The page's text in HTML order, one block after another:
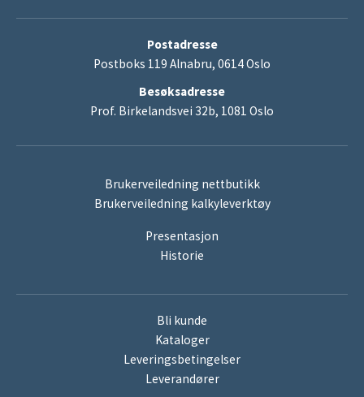
Postadresse
Postboks 119 Alnabru, 0614 Oslo
Besøksadresse
Prof. Birkelandsvei 32b, 1081 Oslo
Brukerveiledning nettbutikk
Brukerveiledning kalkyleverktøy
Presentasjon
Historie
Bli kunde
Kataloger
Leveringsbetingelser
Leverandører